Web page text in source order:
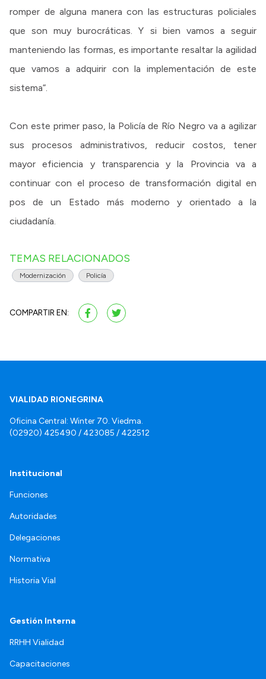
romper de alguna manera con las estructuras policiales
que son muy burocráticas. Y si bien vamos a seguir
manteniendo las formas, es importante resaltar la agilidad
que vamos a adquirir con la implementación de este
sistema”.
Con este primer paso, la Policía de Río Negro va a agilizar
sus procesos administrativos, reducir costos, tener
mayor eficiencia y transparencia y la Provincia va a
continuar con el proceso de transformación digital en
pos de un Estado más moderno y orientado a la
ciudadanía.
TEMAS RELACIONADOS
Modernización Policía
COMPARTIR EN:
VIALIDAD RIONEGRINA
Oficina Central: Winter 70. Viedma.
(02920) 425490 / 423085 / 422512
Institucional
Funciones
Autoridades
Delegaciones
Normativa
Historia Vial
Gestión Interna
RRHH Vialidad
Capacitaciones